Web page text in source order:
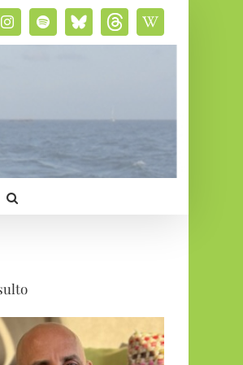
InstagramSpotifyBluesky
social
ThreadsWikipedia